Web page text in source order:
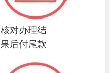
核对办理结
果后付尾款